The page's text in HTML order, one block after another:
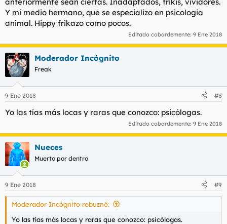
Y mi medio hermano, que se especializo en psicologia
animal. Hippy frikazo como pocos.
Editado cobardemente: 9 Ene 2018
Moderador Incógnito
Freak
9 Ene 2018 #8
Yo las tías más locas y raras que conozco: psicólogas.
Editado cobardemente: 9 Ene 2018
Nueces
Muerto por dentro
9 Ene 2018 #9
Moderador Incógnito rebuznó:
Yo las tías más locas y raras que conozco: psicólogas.